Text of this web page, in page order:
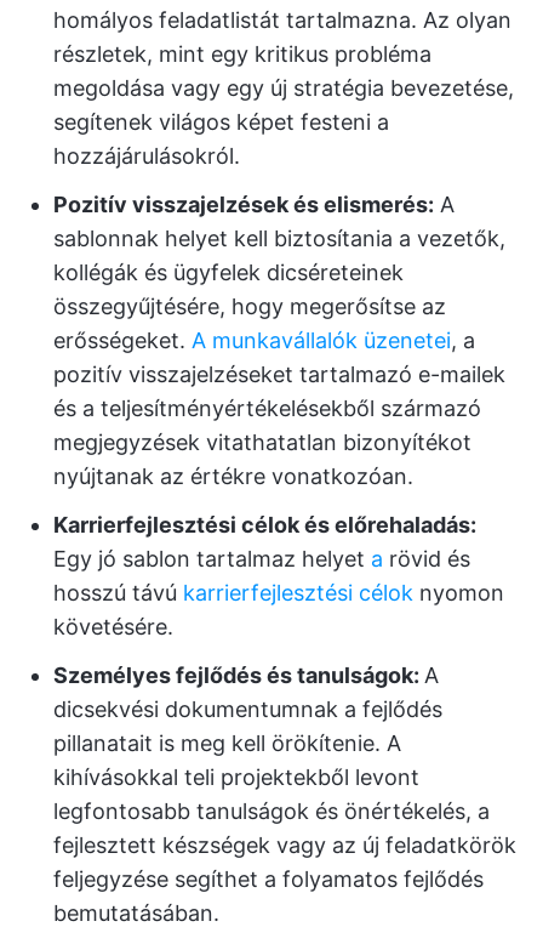
homályos feladatlistát tartalmazna. Az olyan
részletek, mint egy kritikus probléma
megoldása vagy egy új stratégia bevezetése,
segítenek világos képet festeni a
hozzájárulásokról.
Pozitív visszajelzések és elismerés: A
sablonnak helyet kell biztosítania a vezetők,
kollégák és ügyfelek dicséreteinek
összegyűjtésére, hogy megerősítse az
erősségeket. A munkavállalók üzenetei, a
pozitív visszajelzéseket tartalmazó e-mailek
és a teljesítményértékelésekből származó
megjegyzések vitathatatlan bizonyítékot
nyújtanak az értékre vonatkozóan.
Karrierfejlesztési célok és előrehaladás:
Egy jó sablon tartalmaz helyet a rövid és
hosszú távú karrierfejlesztési célok nyomon
követésére.
Személyes fejlődés és tanulságok: A
dicsekvési dokumentumnak a fejlődés
pillanatait is meg kell örökítenie. A
kihívásokkal teli projektekből levont
legfontosabb tanulságok és önértékelés, a
fejlesztett készségek vagy az új feladatkörök
feljegyzése segíthet a folyamatos fejlődés
bemutatásában.